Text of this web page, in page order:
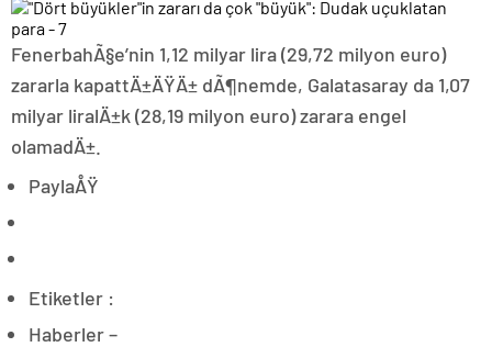
FenerbahÃ§e’nin 1,12 milyar lira (29,72 milyon euro)
zararla kapattÄ±ÄŸÄ± dÃ¶nemde, Galatasaray da 1,07
milyar liralÄ±k (28,19 milyon euro) zarara engel
olamadÄ±.
PaylaÅŸ
Etiketler :
Haberler –